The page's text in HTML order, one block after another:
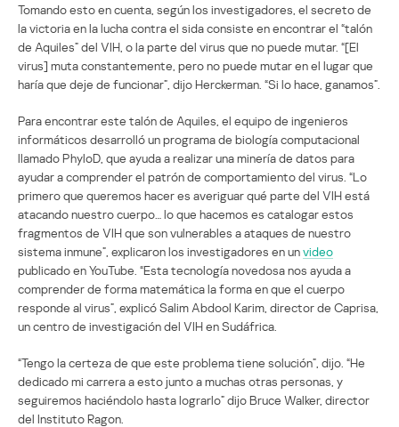
Tomando esto en cuenta, según los investigadores, el secreto de
la victoria en la lucha contra el sida consiste en encontrar el “talón
de Aquiles” del VIH, o la parte del virus que no puede mutar. “[El
virus] muta constantemente, pero no puede mutar en el lugar que
haría que deje de funcionar”, dijo Herckerman. “Si lo hace, ganamos”.
Para encontrar este talón de Aquiles, el equipo de ingenieros
informáticos desarrolló un programa de biología computacional
llamado PhyloD, que ayuda a realizar una minería de datos para
ayudar a comprender el patrón de comportamiento del virus. “Lo
primero que queremos hacer es averiguar qué parte del VIH está
atacando nuestro cuerpo… lo que hacemos es catalogar estos
fragmentos de VIH que son vulnerables a ataques de nuestro
sistema inmune”, explicaron los investigadores en unvideo
publicado en YouTube. “Esta tecnología novedosa nos ayuda a
comprender de forma matemática la forma en que el cuerpo
responde al virus”, explicó Salim Abdool Karim, director de Caprisa,
un centro de investigación del VIH en Sudáfrica.
“Tengo la certeza de que este problema tiene solución”, dijo. “He
dedicado mi carrera a esto junto a muchas otras personas, y
seguiremos haciéndolo hasta lograrlo” dijo Bruce Walker, director
del Instituto Ragon.